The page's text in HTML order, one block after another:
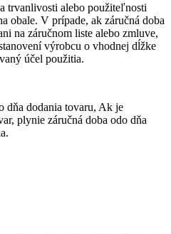
trvanlivosti alebo použiteľnosti
obale. V prípade, ak záručná doba
na záručnom liste alebo zmluve,
výrobcu o vhodnej dĺžke
účel použitia.
dňa dodania tovaru, Ak je
plynie záručná doba odo dňa